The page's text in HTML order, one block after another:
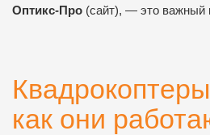
Оптикс-Про (сайт), — это важный
как они